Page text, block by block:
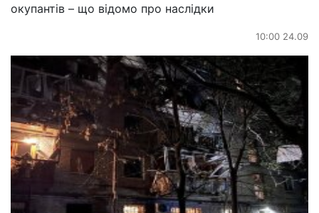
окупантів – що відомо про наслідки
10:00 24.09